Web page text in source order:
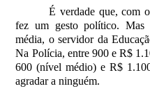
É verdade que, com
fez um gesto político. Mas
média, o servidor da
Na Polícia, entre 900 e R$
600 (nível médio) e R$
agradar a ninguém.